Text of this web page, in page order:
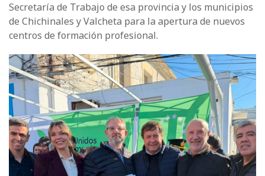
Secretaría de Trabajo de esa provincia y los municipios
de Chichinales y Valcheta para la apertura de nuevos
centros de formación profesional.